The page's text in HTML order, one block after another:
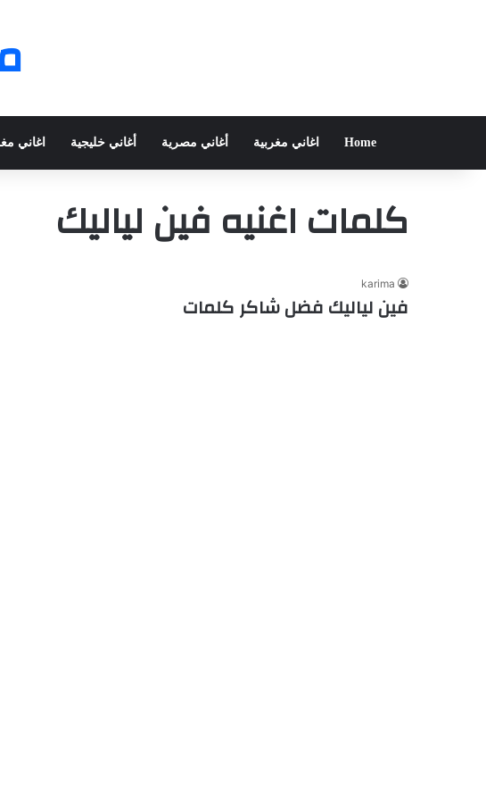
Home اغاني مغربية أغاني مصرية أغاني خليجية اغاني
كلمات اغنيه فين لياليك
karima
فين لياليك فضل شاكر كلمات